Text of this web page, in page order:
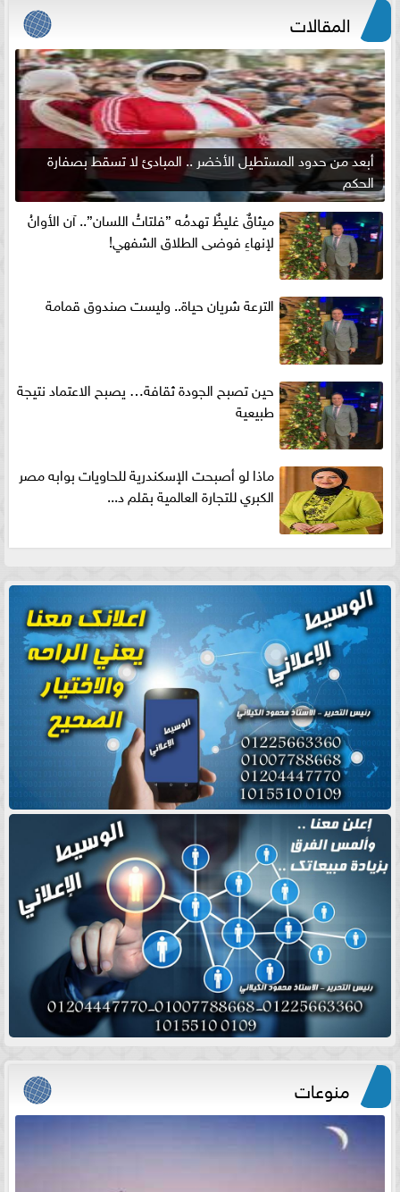
المقالات
أبعد من حدود المستطيل الأخضر .. المبادئ لا تسقط بصفارة
الحكم
ميثاقٌ غليظٌ تهدمُه ”فلتاتُ اللسان”.. آن الأوانُ
لإنهاءِ فوضى الطلاق الشفهي!
الترعة شريان حياة.. وليست صندوق قمامة
حين تصبح الجودة ثقافة… يصبح الاعتماد نتيجة
طبيعية
ماذا لو أصبحت الإسكندرية للحاويات بوابه مصر
الكبري للتجارة العالمية بقلم د...
منوعات